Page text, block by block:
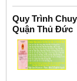
Quy Trình
Quận Thủ Đức